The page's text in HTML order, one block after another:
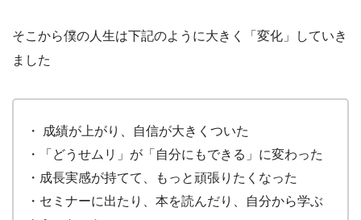
そこから僕の人生は下記のように大きく「変化」していき
ました
・ 成績が上がり、自信が大きくついた
・「どうせムリ」が「自分にもできる」に変わった
・成長実感が持てて、もっと頑張りたくなった
・セミナーに出たり、本を読んだり、自分から学ぶ